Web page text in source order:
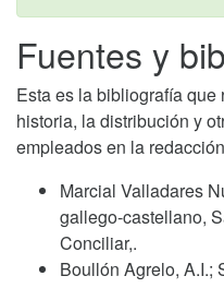
Fuentes y
Esta es la bibliografía
historia, la distribución y
empleados en la
Marcial Valladares
gallego-castellano,
Conciliar,.
Boullón Agrelo, A.I.;